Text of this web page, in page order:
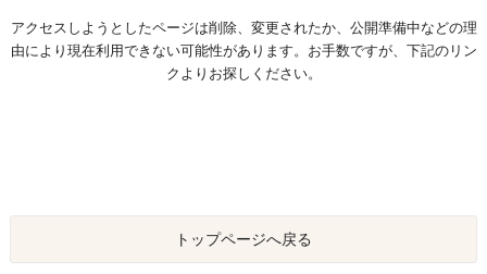
アクセスしようとしたページは削除、変更されたか、公開準備中などの理
由により現在利用できない可能性があります。お手数ですが、下記のリン
クよりお探しください。
トップページへ戻る